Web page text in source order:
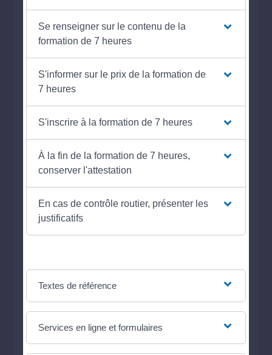
Se renseigner sur le contenu de la
formation de 7 heures
S'informer sur le prix de la formation de
7 heures
S'inscrire à la formation de 7 heures
À la fin de la formation de 7 heures,
conserver l'attestation
En cas de contrôle routier, présenter les
justificatifs
Textes de référence
Services en ligne et formulaires